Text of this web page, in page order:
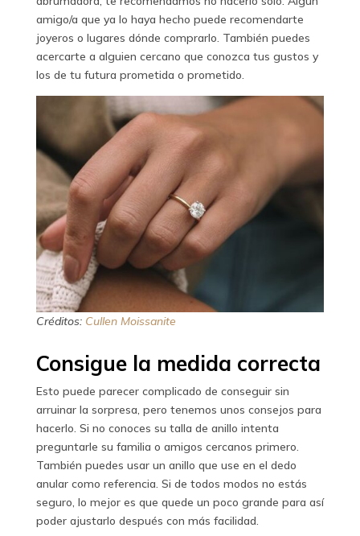
amigo/a que ya lo haya hecho puede recomendarte
joyeros o lugares dónde comprarlo. También puedes
acercarte a alguien cercano que conozca tus gustos y
los de tu futura prometida o prometido.
Créditos: Cullen Moissanite
Consigue la medida correcta
Esto puede parecer complicado de conseguir sin
arruinar la sorpresa, pero tenemos unos consejos para
hacerlo. Si no conoces su talla de anillo intenta
preguntarle su familia o amigos cercanos primero.
También puedes usar un anillo que use en el dedo
anular como referencia. Si de todos modos no estás
seguro, lo mejor es que quede un poco grande para así
poder ajustarlo después con más facilidad.